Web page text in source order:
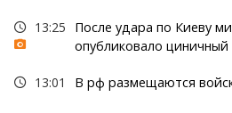
13:25
После удара по Киеву
опубликовало циничный
13:01 В рф размещаются